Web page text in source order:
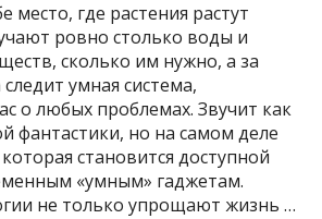
место, где растения растут
ровно столько воды и
сколько им нужно, а за
умная система,
о любых проблемах. Звучит как
фантастики, но на самом деле
становится доступной
«умным» гаджетам.
не только упрощают жизнь …